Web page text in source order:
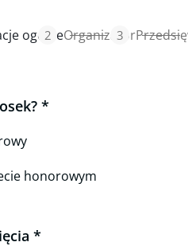
ogólneOrganizator
honorowym